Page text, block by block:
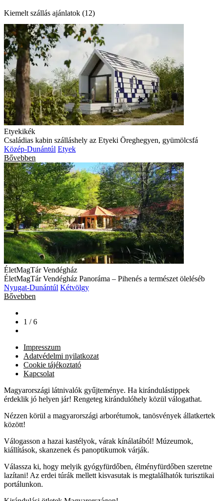
Kiemelt szállás ajánlatok (12)
Etyekikék
Családias kabin szálláshely az Etyeki Öreghegyen, gyümölcsfá
Közép-Dunántúl Etyek
Bővebben
ÉletMagTár Vendégház
ÉletMagTár Vendégház Panoráma – Pihenés a természet öleléséb
Nyugat-Dunántúl Kétvölgy
Bővebben
1 / 6
Impresszum
Adatvédelmi nyilatkozat
Cookie tájékoztató
Kapcsolat
Magyarországi látnivalók gyűjteménye. Ha kirándulástippek
érdeklik jó helyen jár! Rengeteg kirándulóhely közül válogathat.
Nézzen körül a magyarországi arborétumok, tanösvények állatkertek
között!
Válogasson a hazai kastélyok, várak kínálatából! Múzeumok,
kiállítások, skanzenek és panoptikumok várják.
Válassza ki, hogy melyik gyógyfürdőben, élményfürdőben szeretne
lazítani! Az erdei túrák mellett kisvasutak is megtalálhatók turisztikai
portálunkon.